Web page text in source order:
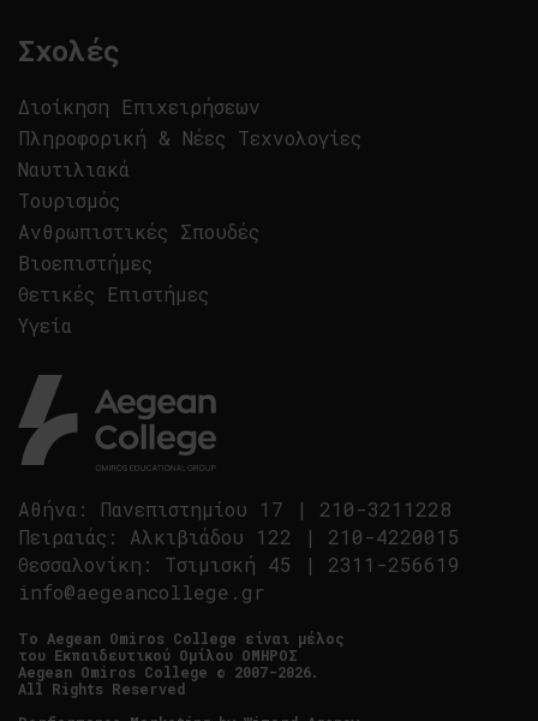
Αθήνα : Πανεπιστημίου 17 | 210-3211228
Πειραιάς : Αλκιβιάδου 122 | 210-4220015
Θεσσαλονίκη : Τσιμισκή 45 | 2311-256619
info@aegeancollege.gr
Tο Aegean Omiros College είναι μέλος
του Εκπαιδευτικού Ομίλου ΟΜΗΡΟΣ
Aegean Omiros College © 2007-2026.
All Rights Reserved
Σχολές
Διοίκηση Επιχειρήσεων
Πληροφορική & Νέες Τεχνολογίες
Ναυτιλιακά
Τουρισμός
Ανθρωπιστικές Σπουδές
Βιοεπιστήμες
Θετικές Επιστήμες
Υγεία